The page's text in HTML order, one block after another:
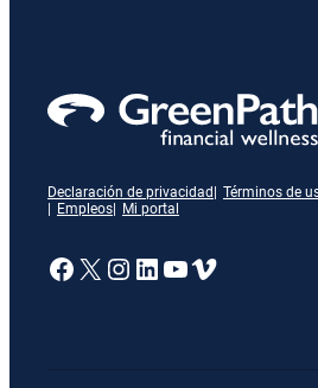
Declaración de privacidad Términos de
Empleos
Mi portal
Enlace a nuestra
X Enlace a
Enlace a
Enlace a
Vimeo